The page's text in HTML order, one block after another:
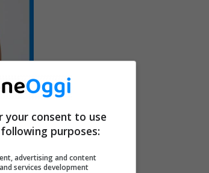
consent to use
purposes:
advertising and content
services development